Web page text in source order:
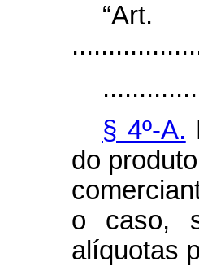
§ 4º-A.
do
o caso,
alíquotas